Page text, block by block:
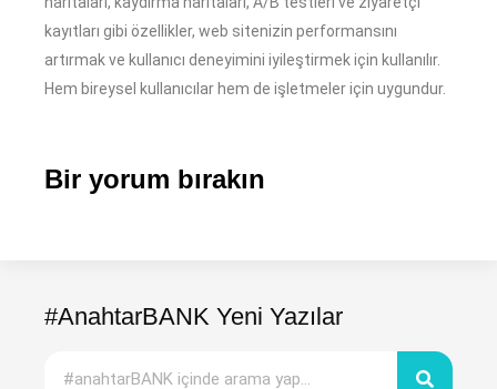
kayıtları gibi özellikler, web sitenizin performansını
artırmak ve kullanıcı deneyimini iyileştirmek için kullanılır.
Hem bireysel kullanıcılar hem de işletmeler için uygundur.
Bir yorum bırakın
#AnahtarBANK Yeni Yazılar